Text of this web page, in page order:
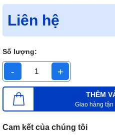
Liên hệ
Số lượng:
- +
THÊM
Giao hàng
Cam kết của chúng tôi